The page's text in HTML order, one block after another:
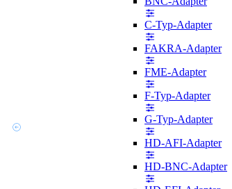
C-Typ-Adapter
FAKRA-Adapter
FME-Adapter
F-Typ-Adapter
G-Typ-Adapter
HD-AFI-Adapter
HD-BNC-Adapter